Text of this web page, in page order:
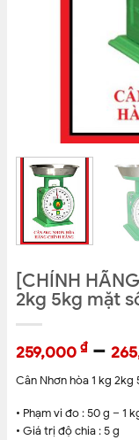
[CHÍNH
2kg 5kg mặt
259,000 ₫–
Cân Nhơn hòa 1 kg 2kg
• Phạm vi đo : 50 g – 1
• Giá trị độ chia : 5 g